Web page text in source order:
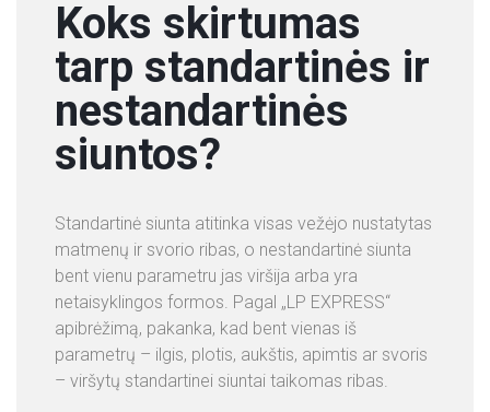
Koks skirtumas
tarp standartinės ir
nestandartinės
siuntos?
Standartinė siunta atitinka visas vežėjo nustatytas
matmenų ir svorio ribas, o nestandartinė siunta
bent vienu parametru jas viršija arba yra
netaisyklingos formos. Pagal „LP EXPRESS“
apibrėžimą, pakanka, kad bent vienas iš
parametrų – ilgis, plotis, aukštis, apimtis ar svoris
– viršytų standartinei siuntai taikomas ribas.